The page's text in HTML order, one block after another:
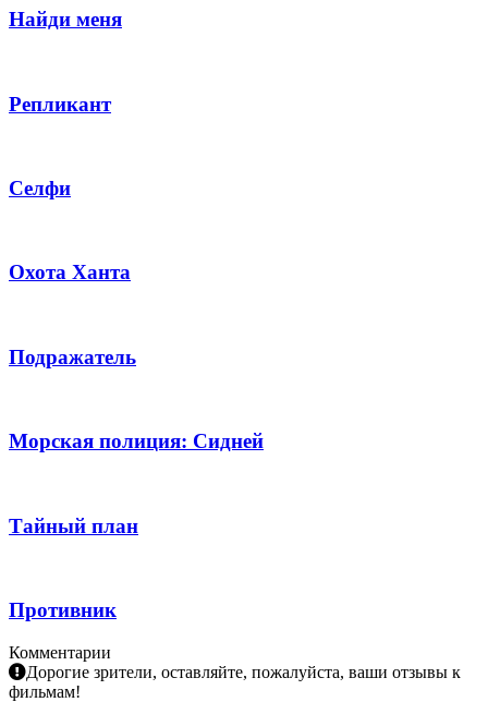
Найди меня
Репликант
Селфи
Охота Ханта
Подражатель
Морская полиция: Сидней
Тайный план
Противник
Комментарии
Дорогие зрители, оставляйте, пожалуйста, ваши отзывы к
фильмам!